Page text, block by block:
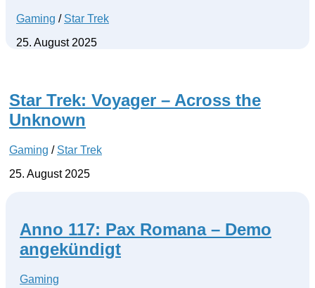
Gaming / Star Trek
25. August 2025
Star Trek: Voyager – Across the
Unknown
Gaming / Star Trek
25. August 2025
Anno 117: Pax Romana – Demo
angekündigt
Gaming